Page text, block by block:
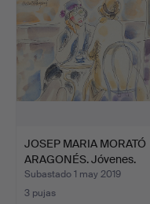
JOSEP MARIA MORATÓ
ARAGONÉS. Jóvenes.
Subastado 1 may 2019
3 pujas